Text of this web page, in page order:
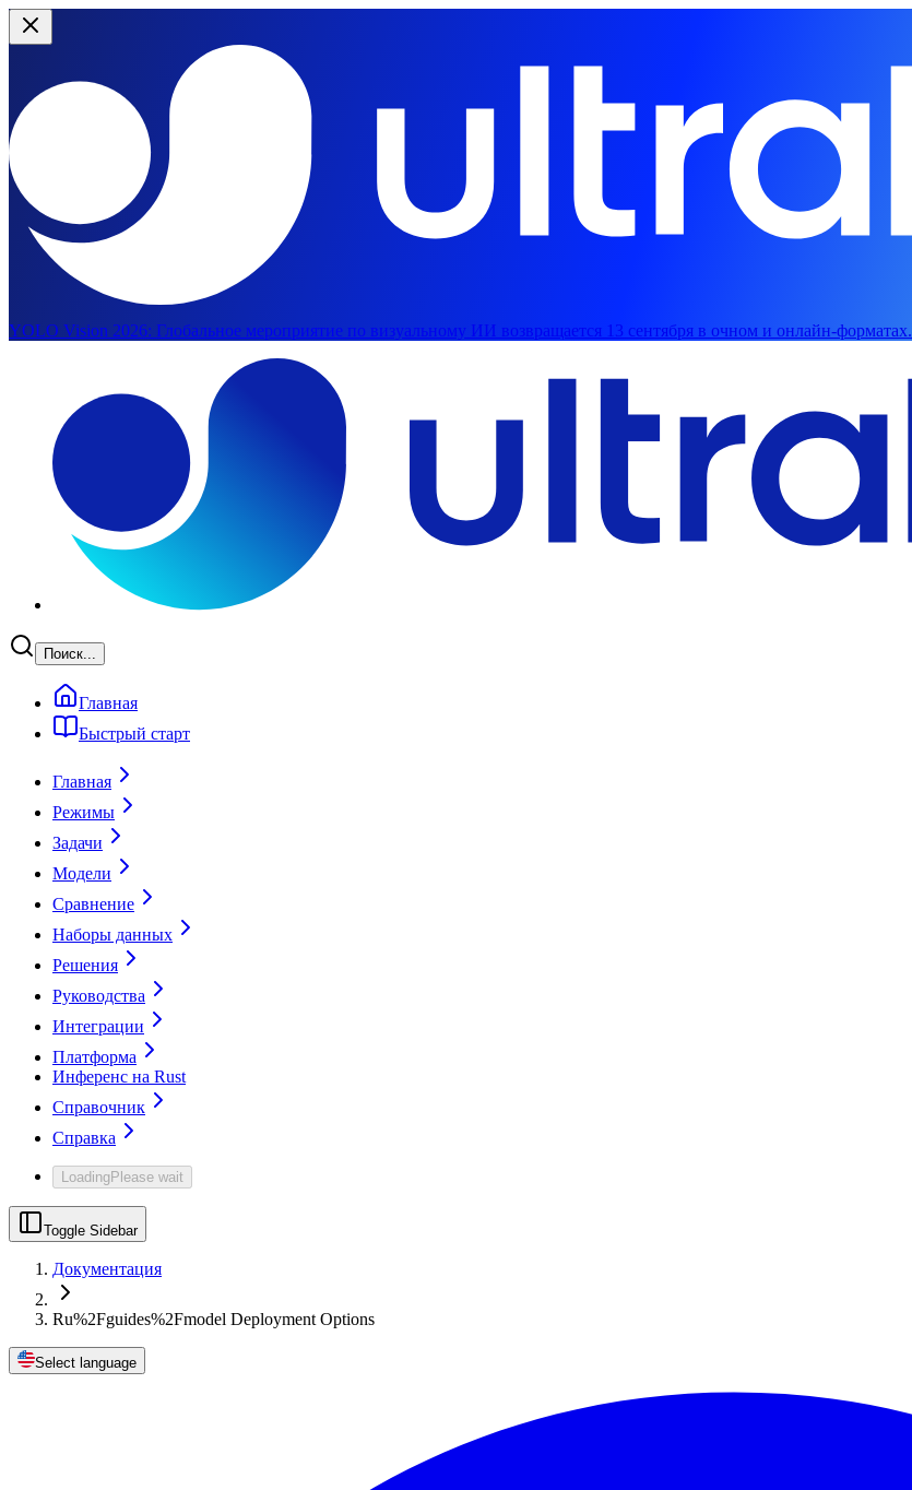
YOLO Vision 2026: Глобальное мероприятие по визуальному ИИ возвращается 13 сентября в очном и онлайн-форматах.
Поиск...
Главная
Быстрый старт
Главная
Режимы
Задачи
Модели
Сравнение
Наборы данных
Решения
Руководства
Интеграции
Платформа
Инференс на Rust
Справочник
Справка
LoadingPlease wait
Toggle Sidebar
Документация
Ru%2Fguides%2Fmodel Deployment Options
Select language